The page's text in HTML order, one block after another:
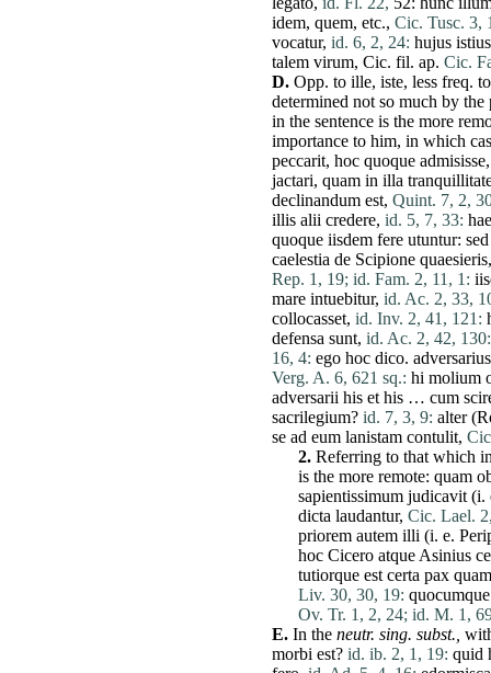
idem, quem, etc., Cic. Tusc. 3,
vocatur, id. 6, 2, 24: hujus istius
talem virum, Cic. fil. ap. Cic.
D. Opp. to ille, iste, less freq.
determined not so much by
in the sentence is the more
importance to him, in which
peccarit, hoc quoque admisisse
jactari, quam in illa
declinandum est, Quint. 7, 2,
illis alii credere, id. 5, 7, 33:
quoque iisdem fere utuntur: sed
caelestia de Scipione quaesieris
Rep. 1, 19; id. Fam. 2, 11, 1:
mare intuebitur, id. Ac. 2, 33,
collocasset, id. Inv. 2, 41, 121:
defensa sunt, id. Ac. 2, 42, 130:
16, 4: ego hoc dico. adversarius
Verg. A. 6, 621 sq.: hi molium
adversarii his et his … cum
sacrilegium? id. 7, 3, 9: alter(
se ad eum lanistam contulit,
2. Referring to that which
is the more remote: quam
sapientissimum judicavit (i.
dicta laudantur, Cic. Lael.
priorem autem illi (i. e.
hoc Cicero atque Asinius
tutiorque est certa pax quam
Liv. 30, 30, 19: quocumque
Ov. Tr. 1, 2, 24; id. M. 1,
E. In the neutr. sing. subst.,
morbi est? id. ib. 2, 1, 19: quid